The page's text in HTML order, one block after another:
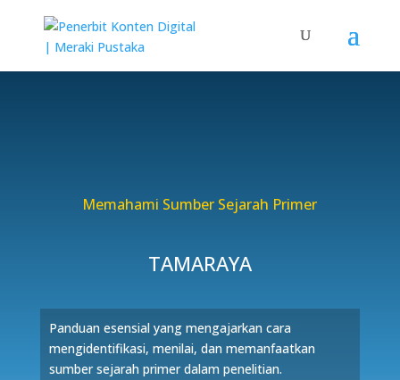
Memahami Sumber Sejarah Primer
TAMARAYA
Panduan esensial yang mengajarkan cara
mengidentifikasi, menilai, dan memanfaatkan
sumber sejarah primer dalam penelitian.